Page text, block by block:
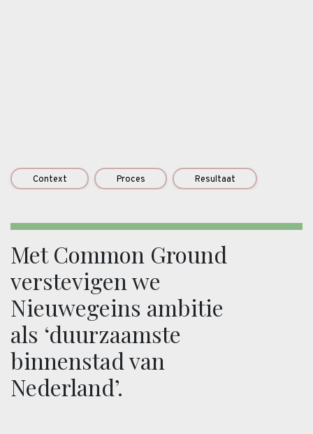
Context Proces Resultaat
Met Common Ground
verstevigen we
Nieuwegeins ambitie
als ‘duurzaamste
binnenstad van
Nederland’.